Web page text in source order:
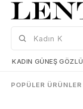
Çerez Kullanımı
kullanmaktayız. Detaylı
açıklama metnimizi
KADIN GÜNEŞ
POPÜLER ÜRÜNLER